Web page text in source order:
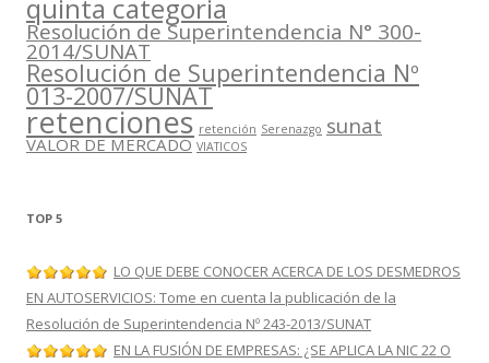
quinta categoria
Resolución de Superintendencia N° 300-
2014/SUNAT
Resolución de Superintendencia Nº
013-2007/SUNAT
retenciones retención Serenazgo sunat
VALOR DE MERCADO VIATICOS
TOP 5
LO QUE DEBE CONOCER ACERCA DE LOS DESMEDROS
EN AUTOSERVICIOS: Tome en cuenta la publicación de la
Resolución de Superintendencia Nº 243-2013/SUNAT
EN LA FUSIÓN DE EMPRESAS: ¿SE APLICA LA NIC 22 O